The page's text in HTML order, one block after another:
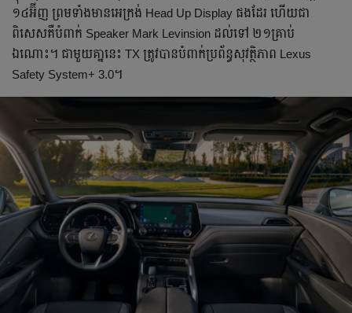
១៤អ៊ីញ ព្រមទាំងមានអេក្រង់ Head Up Display ផងដែរ ហើយ​ជា
ពិសេស​គឺបំពាក់ Speaker Mark Levinsion ដល់ទៅ ២១គ្រាប់​
ឯណោះ។ ជាមួយគា្ននេះ TX ត្រូវបានបំពាក់​ប្រព័ន្ធសុវត្ថិភាព Lexus
Safety System+ 3.0។